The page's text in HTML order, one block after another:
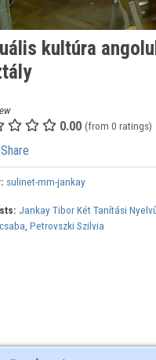
kultúra
0.00 (from 0 ratings)
Share
sulinet-mm-jankay
Jankay Tibor Két Tanítási
, Petrovszki Szilvia